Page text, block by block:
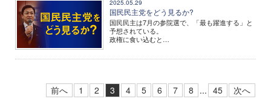
2025.05.29
国民民主党をどう見るか?
国民民主は7月の参院選で、「最も躍進する」と
予想されている。
政権に食い込むと…
前へ 1 2 3 4 5 6 7 8 ... 45 次へ